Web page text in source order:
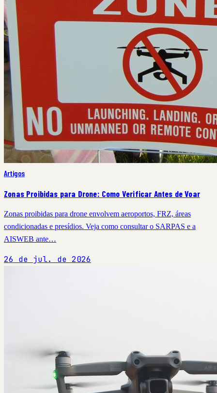
Artigos
Zonas Proibidas para Drone: Como Verificar Antes de Voar
Zonas proibidas para drone envolvem aeroportos, FRZ, áreas
condicionadas e presídios. Veja como consultar o SARPAS e a
AISWEB ante…
26 de jul. de 2026